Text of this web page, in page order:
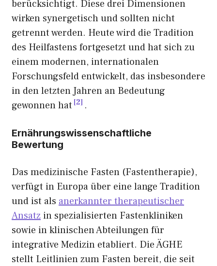
berücksichtigt. Diese drei Dimensionen
wirken synergetisch und sollten nicht
getrennt werden. Heute wird die Tradition
des Heilfastens fortgesetzt und hat sich zu
einem modernen, internationalen
Forschungsfeld entwickelt, das insbesondere
in den letzten Jahren an Bedeutung
gewonnen hat 2 .
Ernährungswissenschaftliche
Bewertung
Das medizinische Fasten (Fastentherapie),
verfügt in Europa über eine lange Tradition
und ist als anerkannter therapeutischer
Ansatz in spezialisierten Fastenkliniken
sowie in klinischen Abteilungen für
integrative Medizin etabliert. Die ÄGHE
stellt Leitlinien zum Fasten bereit, die seit